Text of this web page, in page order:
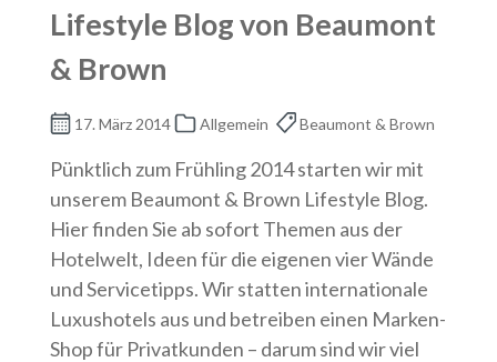
Lifestyle Blog von Beaumont
& Brown
17. März 2014 Allgemein Beaumont & Brown
Pünktlich zum Frühling 2014 starten wir mit
unserem Beaumont & Brown Lifestyle Blog.
Hier finden Sie ab sofort Themen aus der
Hotelwelt, Ideen für die eigenen vier Wände
und Servicetipps. Wir statten internationale
Luxushotels aus und betreiben einen Marken-
Shop für Privatkunden – darum sind wir viel